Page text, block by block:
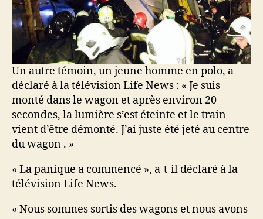
Un autre témoin, un jeune homme en polo, a
déclaré à la télévision Life News : « Je suis
monté dans le wagon et après environ 20
secondes, la lumière s’est éteinte et le train
vient d’être démonté. J’ai juste été jeté au centre
du wagon . »
« La panique a commencé », a-t-il déclaré à la
télévision Life News.
« Nous sommes sortis des wagons et nous avons